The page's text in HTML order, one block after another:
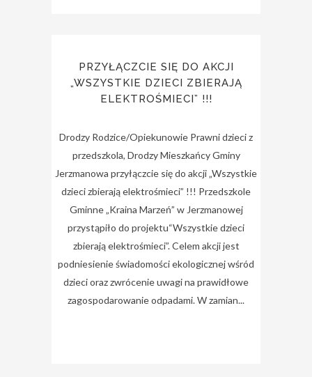
PRZYŁĄCZCIE SIĘ DO AKCJI
„WSZYSTKIE DZIECI ZBIERAJĄ
ELEKTROŚMIECI” !!!
Drodzy Rodzice/Opiekunowie Prawni dzieci z
przedszkola, Drodzy Mieszkańcy Gminy
Jerzmanowa przyłączcie się do akcji „Wszystkie
dzieci zbierają elektrośmieci” !!! Przedszkole
Gminne „Kraina Marzeń” w Jerzmanowej
przystąpiło do projektu“Wszystkie dzieci
zbierają elektrośmieci”. Celem akcji jest
podniesienie świadomości ekologicznej wśród
dzieci oraz zwrócenie uwagi na prawidłowe
zagospodarowanie odpadami. W zamian...